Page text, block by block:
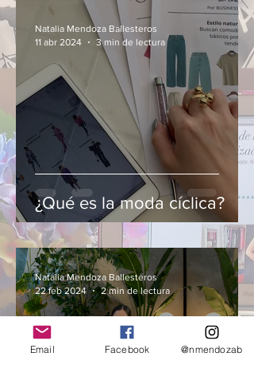
¿Qué es la moda cíclica?
Natalia Mendoza Ballesteros
11 abr 2024
3 min de lectura
Natalia Mendoza Ballesteros
22 feb 2024
2 min de lectura
Email Facebook @nmendozab